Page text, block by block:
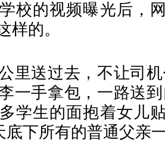
校的视频曝光后，
样的。
里送过去，不让司
一手拿包，一路送
学生的面抱着女儿
底下所有的普通父亲